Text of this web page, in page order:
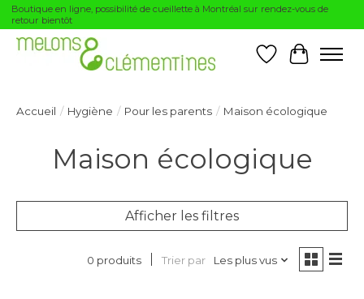
Boutique en ligne, possibilité de cueillette à Montréal sur rendez-vous de
retour bientôt
Liste dePanier
Accueil / Hygiène / Pour les parents / Maison écologique
Maison écologique
Afficher les filtres
0 produits Trier par Les plus vus